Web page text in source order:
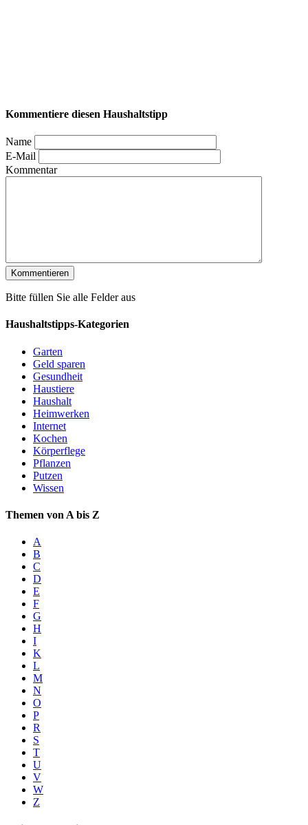
Kommentiere diesen Haushaltstipp
Name
E-Mail
Kommentar
Bitte füllen Sie alle Felder aus
Haushaltstipps-Kategorien
Garten
Geld sparen
Gesundheit
Haustiere
Haushalt
Heimwerken
Internet
Kochen
Körperflege
Pflanzen
Putzen
Wissen
Themen von A bis Z
A
B
C
D
E
F
G
H
I
K
L
M
N
O
P
R
S
T
U
V
W
Z